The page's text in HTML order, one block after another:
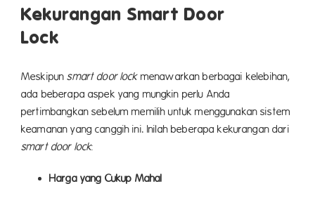
Kekurangan Smart Door
Meskipunsmart door lockmenawarkan berbagai kelebihan,
ada beberapa aspek yang mungkin perlu Anda
pertimbangkan sebelum memilih untuk menggunakan sistem
keamanan yang canggih ini. Inilah beberapa kekurangan dari
smart door lock:
Harga yang Cukup Mahal